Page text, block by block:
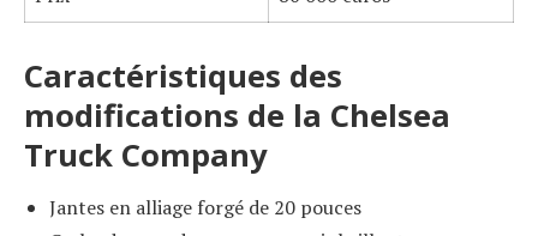
Caractéristiques des
modifications de la Chelsea
Truck Company
Jantes en alliage forgé de 20 pouces